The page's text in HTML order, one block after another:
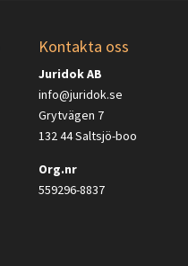
Kontakta oss
Juridok AB
info@juridok.se
Grytvägen 7
132 44 Saltsjö-boo
Org.nr
559296-8837